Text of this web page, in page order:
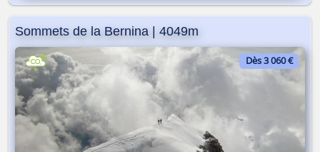
Sommets de la Bernina | 4049m
Dès 3 060 €